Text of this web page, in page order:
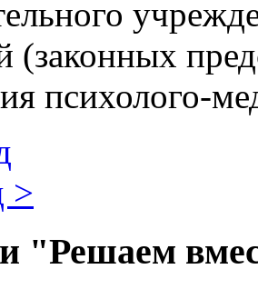
(законных
психолого-
>
"Решаем